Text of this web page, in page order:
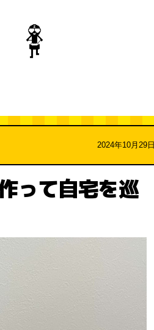
2024年10月29日
って自宅を巡